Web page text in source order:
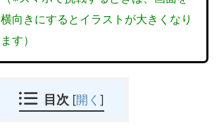
横向きにするとイラストが大きくなり
ます）
目次 [開く ]